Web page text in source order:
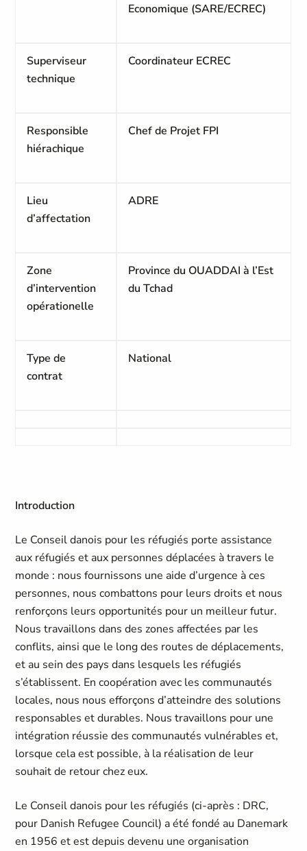
Economique (SARE/ECREC)
Superviseur
technique
Coordinateur ECREC
Responsible
hiérachique
Chef de Projet FPI
Lieu
d’affectation
ADRE
Zone
d’intervention
opérationelle
Province du OUADDAI à l’Est
du Tchad
Type de
contrat
National
Introduction
Le Conseil danois pour les réfugiés porte assistance
aux réfugiés et aux personnes déplacées à travers le
monde : nous fournissons une aide d’urgence à ces
personnes, nous combattons pour leurs droits et nous
renforçons leurs opportunités pour un meilleur futur.
Nous travaillons dans des zones affectées par les
conflits, ainsi que le long des routes de déplacements,
et au sein des pays dans lesquels les réfugiés
s’établissent. En coopération avec les communautés
locales, nous nous efforçons d’atteindre des solutions
responsables et durables. Nous travaillons pour une
intégration réussie des communautés vulnérables et,
lorsque cela est possible, à la réalisation de leur
souhait de retour chez eux.
Le Conseil danois pour les réfugiés (ci-après : DRC,
pour Danish Refugee Council) a été fondé au Danemark
en 1956 et est depuis devenu une organisation